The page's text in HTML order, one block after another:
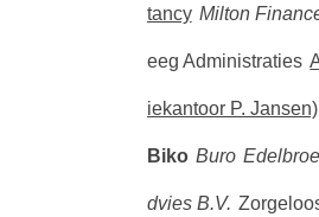
tancy Milton
eeg Administraties
iekantoor P. Jansen)
Biko Buro
dvies B.V.